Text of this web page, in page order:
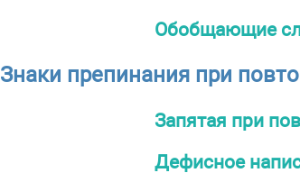
Обобщающие
Знаки препинания при
Запятая при
Дефисное